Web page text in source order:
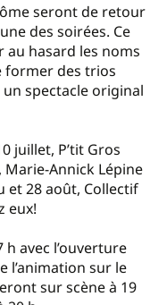
seront de retour
des soirées. Ce
au hasard les noms
former des trios
spectacle original
juillet, P’tit Gros
Marie-Annick Lépine
et 28 août, Collectif
eux!
avec l’ouverture
l’animation sur le
sur scène à 19